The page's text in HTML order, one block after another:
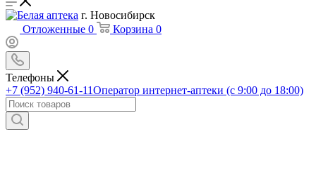
г. Новосибирск
Отложенные 0 Корзина 0
Телефоны
+7 (952) 940-61-11Оператор интернет-аптеки (с 9:00 до 18:00)